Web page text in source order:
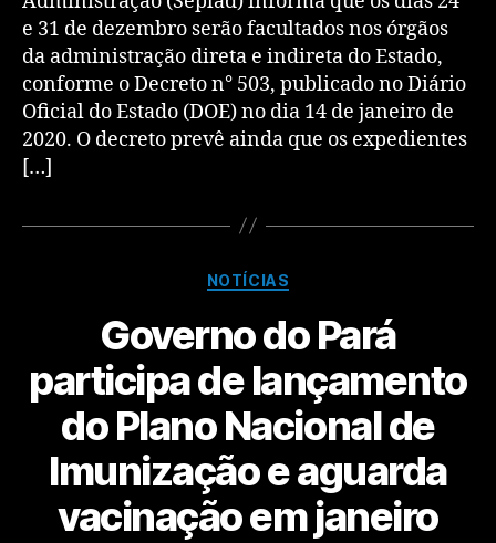
e 31 de dezembro serão facultados nos órgãos
da administração direta e indireta do Estado,
conforme o Decreto n° 503, publicado no Diário
Oficial do Estado (DOE) no dia 14 de janeiro de
2020. O decreto prevê ainda que os expedientes
[…]
NOTÍCIAS
Governo do Pará
participa de lançamento
do Plano Nacional de
Imunização e aguarda
vacinação em janeiro